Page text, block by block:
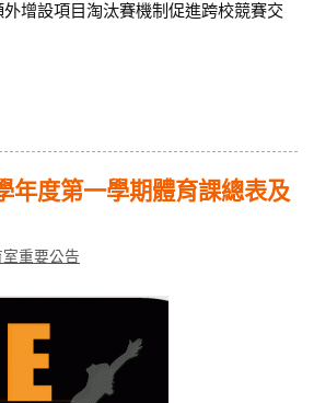
增設項目淘汰賽機制促進跨校競賽交
年度第一學期體育課總表及
室重要公告